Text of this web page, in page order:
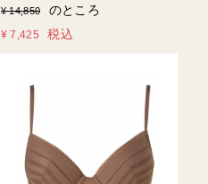
¥ 14,850 のところ
¥ 7,425 税込